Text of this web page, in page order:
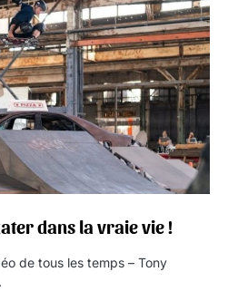
dans la vraie vie !
de tous les temps – Tony